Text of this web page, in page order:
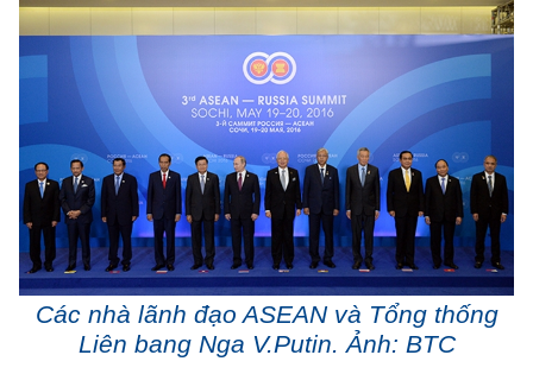
Các nhà lãnh đạo ASEAN và Tổng thống
Liên bang Nga V.Putin. Ảnh: BTC